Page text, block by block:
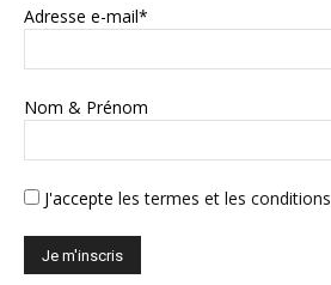
Adresse e-mail*
Nom & Prénom
J'accepte les termes et les conditions